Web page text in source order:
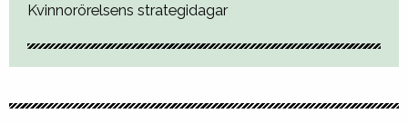
Kvinnorörelsens strategidagar